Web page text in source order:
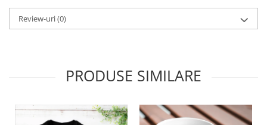
Review-uri(0)
PRODUSE SIMILARE